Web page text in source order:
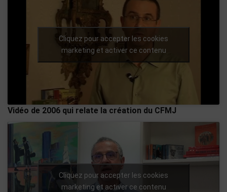
Cliquez pour accepter les cookies
marketing et activer ce contenu
Vidéo de 2006 qui relate la création du CFMJ
Cliquez pour accepter les cookies
marketing et activer ce contenu